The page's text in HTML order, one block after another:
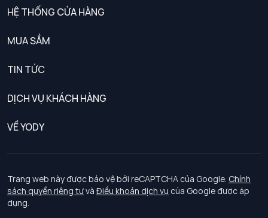
HỆ THỐNG CỬA HÀNG
MUA SẮM
TIN TỨC
DỊCH VỤ KHÁCH HÀNG
Chính sách khách hàng thân thiết
Chính sách bảo vệ dữ liệu cá nhân
Chính sách thanh toán, giao nhận
VỀ YODY
Tuyển dụng
Trang web này được bảo vệ bởi reCAPTCHA của Google. Chính
sách quyền riêng tưvà Điều khoản dịch vụ của Google được áp
dụng.